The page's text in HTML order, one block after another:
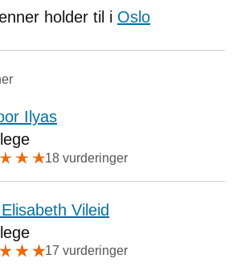
holder til i Oslo
Ilyas
18 vurderinger
Vileid
17 vurderinger